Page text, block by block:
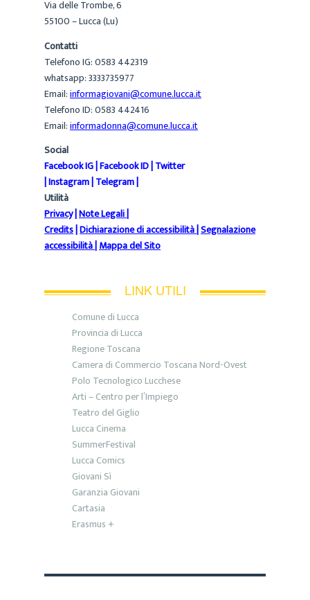
Via delle Trombe, 6
55100 – Lucca (Lu)
Contatti
Telefono IG: 0583 442319
whatsapp: 3333735977
Email:informagiovani@comune.lucca.it
Telefono ID: 0583 442416
Email:informadonna@comune.lucca.it
Social
Facebook IG|Facebook ID|Twitter
|Instagram|Telegram|
Utilità
Privacy|Note Legali|
Credits|Dichiarazione di accessibilità|Segnalazione
accessibilità|Mappa del Sito
LINK UTILI
Comune di Lucca
Provincia di Lucca
Regione Toscana
Camera di Commercio Toscana Nord-Ovest
Polo Tecnologico Lucchese
Arti – Centro per l’Impiego
Teatro del Giglio
Lucca Cinema
SummerFestival
Lucca Comics
Giovani Sì
Garanzia Giovani
Cartasia
Erasmus +